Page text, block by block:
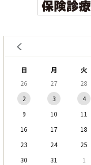
日 月 火
26 27 28
2
3 4
9
10 11
16
17 18
23
24 25
30
31 1